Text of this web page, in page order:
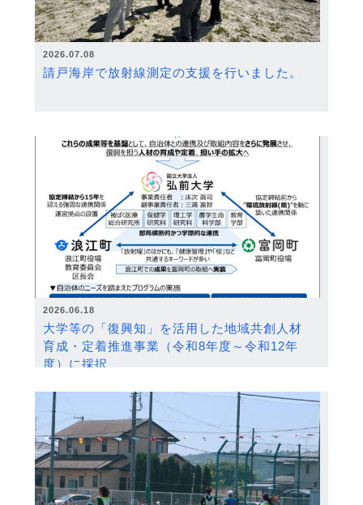
2026.07.08
請戸海岸で放射線測定の支援を行いました。
2026.06.18
大学等の「復興知」を活用した地域共創人材
育成・定着推進事業（令和8年度～令和12年
度）に採択